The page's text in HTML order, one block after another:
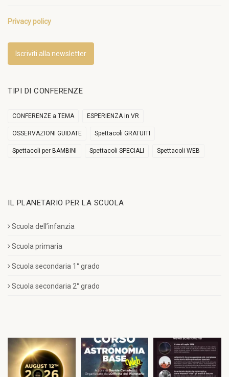
Privacy policy
Iscriviti alla newsletter
TIPI DI CONFERENZE
CONFERENZE a TEMA ESPERIENZA in VR
OSSERVAZIONI GUIDATE Spettacoli GRATUITI
Spettacoli per BAMBINI Spettacoli SPECIALI Spettacoli WEB
IL PLANETARIO PER LA SCUOLA
Scuola dell’infanzia
Scuola primaria
Scuola secondaria 1° grado
Scuola secondaria 2° grado